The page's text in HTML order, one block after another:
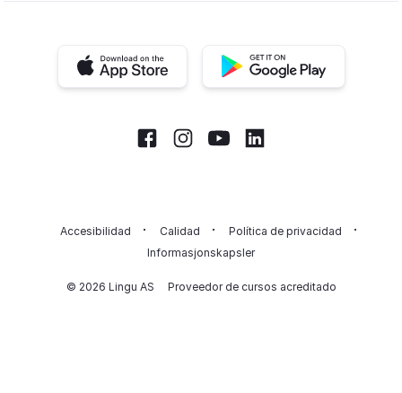
iOS app Android app
FacebookInstagram
YoutubeLinkedIn
Accesibilidad Calidad
Política de privacidad
Informasjonskapsler
© 2026 Lingu AS Proveedor de cursos acreditado